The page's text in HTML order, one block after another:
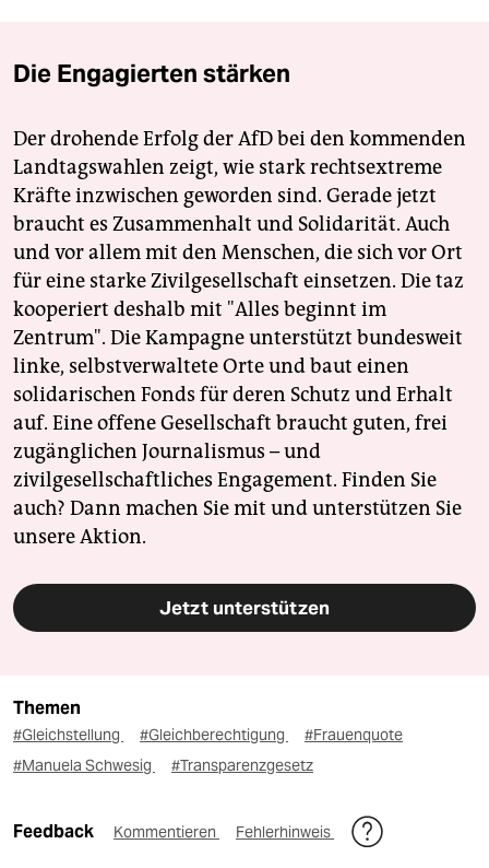
Die Engagierten stärken
Der drohende Erfolg der AfD bei den kommenden
Landtagswahlen zeigt, wie stark rechtsextreme
Kräfte inzwischen geworden sind. Gerade jetzt
braucht es Zusammenhalt und Solidarität. Auch
und vor allem mit den Menschen, die sich vor Ort
für eine starke Zivilgesellschaft einsetzen. Die taz
kooperiert deshalb mit "Alles beginnt im
Zentrum". Die Kampagne unterstützt bundesweit
linke, selbstverwaltete Orte und baut einen
solidarischen Fonds für deren Schutz und Erhalt
auf. Eine offene Gesellschaft braucht guten, frei
zugänglichen Journalismus – und
zivilgesellschaftliches Engagement. Finden Sie
auch? Dann machen Sie mit und unterstützen Sie
unsere Aktion.
Jetzt unterstützen
Themen
#Gleichstellung #Gleichberechtigung
#Frauenquote
#Manuela Schwesig
#Transparenzgesetz
Feedback Kommentieren Fehlerhinweis